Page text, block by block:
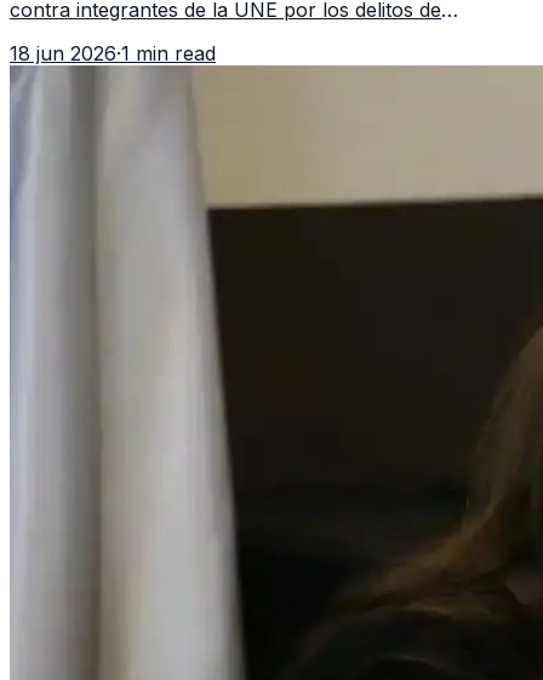
contra integrantes de la UNE por los delitos de
18 jun 2026·1 min read